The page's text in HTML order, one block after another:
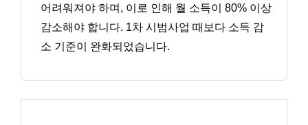
어려워져야 하며, 이로 인해 월 소득이 80% 이상
감소해야 합니다. 1차 시범사업 때보다 소득 감
소 기준이 완화되었습니다.